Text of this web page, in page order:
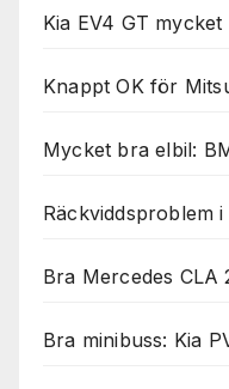
Kia EV4 GT
Knappt OK för
Mycket bra elbil:
Räckviddsproblem
Bra Mercedes CLA
Bra minibuss: Kia